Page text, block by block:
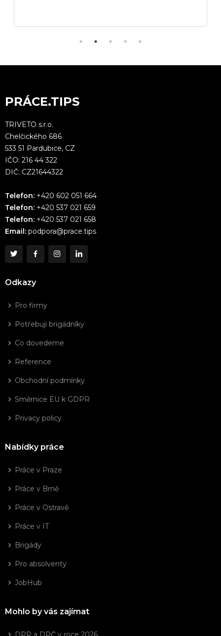
PRÁCE.TIPS
TRIVETO s.r.o.
Chelčického 686
533 51 Pardubice, CZ
IČO: 216 44 322
DIČ: CZ21644322
Telefon: +420 602 051 664
Telefon: +420 537 021 659
Telefon: +420 537 021 658
Email: podpora@prace.tips
Odkazy
Pro firmy
Potřebuji brigádníky
Co dovedeme
Reference
Obchodní podmínky
Směrnice EU k GDPR
Privacy policy
Nabídky práce
Práce v Praze
Práce v Brně
Práce v Ostravě
Práce v IT
Brigády
Pro absolventy
JobHub
Mohlo by vás zajímat